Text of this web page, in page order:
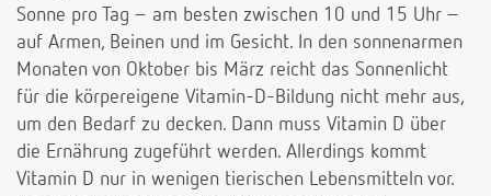
Sonne pro Tag – am besten zwischen 10 und 15 Uhr –
auf Armen, Beinen und im Gesicht. In den sonnenarmen
Monaten von Oktober bis März reicht das Sonnenlicht
für die körpereigene Vitamin-D-Bildung nicht mehr aus,
um den Bedarf zu decken. Dann muss Vitamin D über
die Ernährung zugeführt werden. Allerdings kommt
Vitamin D nur in wenigen tierischen Lebensmitteln vor.